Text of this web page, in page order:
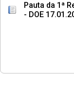
Pauta da 1ª
- DOE